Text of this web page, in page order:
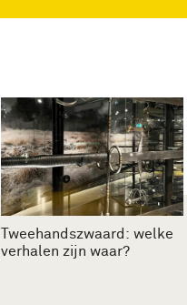
Tweehandszwaard: welke
verhalen zijn waar?